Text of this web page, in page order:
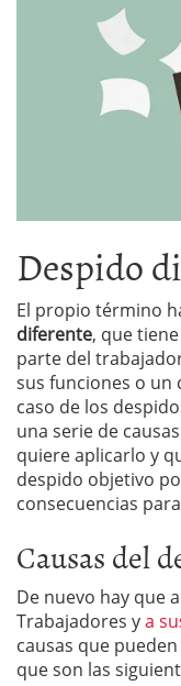
Despido
El propio término
diferente, que
parte del
sus funciones o un
caso de los
una serie de
quiere aplicarlo y
despido objetivo
consecuencias
Causas del
De nuevo hay que
Trabajadores ya
causas que
que son las